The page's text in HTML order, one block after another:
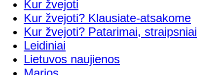
Kur žvejoti
Kur žvejoti? Klausiate-atsakome
Kur žvejoti? Patarimai, straipsniai
Leidiniai
Lietuvos naujienos